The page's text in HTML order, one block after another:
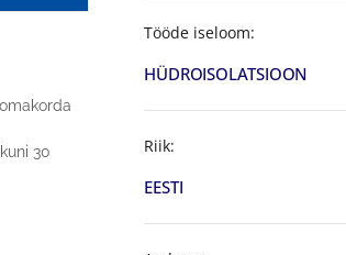
30
Tööde iseloom:
HÜDROISOLATSIOON
Riik:
EESTI